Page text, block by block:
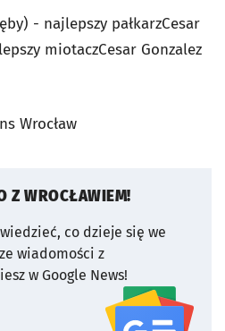
- najlepszy pałkarzCesar
miotaczCesar Gonzalez
Wrocław
Z WROCŁAWIEM!
co dzieje się we
wiadomości z
w Google News!